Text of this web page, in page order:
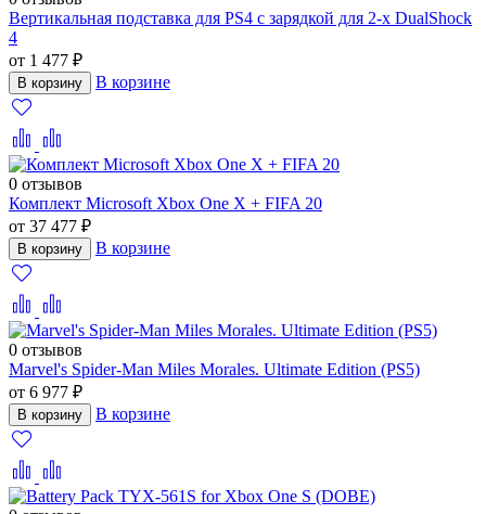
Вертикальная подставка для PS4 с зарядкой для 2-х DualShock
4
от 1 477 ₽
В корзину В корзине
0 отзывов
Комплект Microsoft Xbox One X + FIFA 20
от 37 477 ₽
В корзину В корзине
0 отзывов
Marvel's Spider-Man Miles Morales. Ultimate Edition (PS5)
от 6 977 ₽
В корзину В корзине